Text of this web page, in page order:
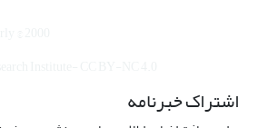
اشتراک خبرنامه